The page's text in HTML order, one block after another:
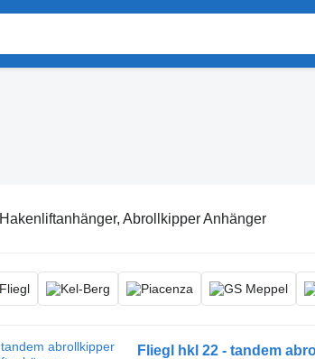
Hakenliftanhänger, Abrollkipper Anhänger
Fliegl hkl 22 - tandem